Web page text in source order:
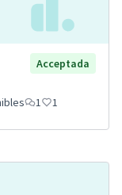
Acceptada
1 1